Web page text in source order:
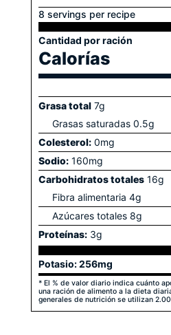
8 servings per recipe
Cantidad por ración
Calorías
Grasa total 7g
Grasas saturadas 0.5g
Colesterol: 0mg
Sodio: 160mg
Carbohidratos totales 16g
Fibra alimentaria 4g
Azúcares totales 8g
Proteínas: 3g
Potasio:256mg
* El % de valor diario indica cuánto
una ración de alimento a la dieta
generales de nutrición se utilizan